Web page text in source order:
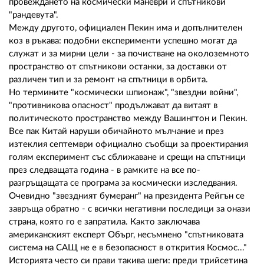
провеждането на космически маневри и спътникови
"рандевута".
Между другото, официален Пекин има и допълнителен
коз в ръкава: подобни експерименти успешно могат да
служат и за мирни цели - за почистване на околоземното
пространство от спътникови останки, за доставки от
различен тип и за ремонт на спътници в орбита.
Но термините "космически шпионаж", "звездни войни",
"противникова опасност" продължават да витаят в
политическото пространство между Вашингтон и Пекин.
Все пак Китай наруши обичайното мълчание и през
изтеклия септември официално съобщи за проектирания
голям експеримент със сближаване и срещи на спътници
през следващата година - в рамките на все по-
разгръщащата се програма за космически изследвания.
Очевидно "звездният бумеранг" на президента Рейгън се
завръща обратно - с всички негативни последици за онази
страна, която го е запратила. Както заключава
американският експерт Обърг, несъмнено "спътниковата
система на САЩ не е в безопасност в открития Космос..."
Историята често си прави такива шеги: преди трийсетина